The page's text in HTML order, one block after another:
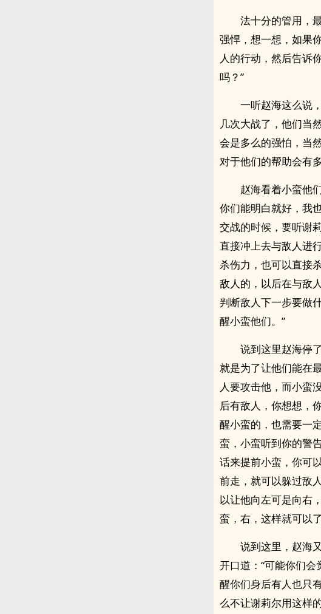
法十分的管用，
强悍，想一想，如果
人的行动，然后告诉
吗？”
一听赵海这么说
几次大战了，他们当
会是多么的强怕，当
对于他们的帮助会有
赵海看着小蛮他
你们能明白就好，我
交战的时候，要听谢
直接冲上去与敌人进
杀伤力，也可以直接
敌人的，以后在与敌
判断敌人下一步要做
醒小蛮他们。”
说到这里赵海停
就是为了让他们能在
人要攻击他，而小蛮
后有敌人，你想想，
醒小蛮的，也需要一
蛮，小蛮听到你的警
话来提前小蛮，你可
前走，就可以躲过敌
以让他向左可是向右
蛮，右，这样就可以
说到这里，赵海
开口道：“可能你们
醒你们身后有人也只
么不让谢莉尔用这样